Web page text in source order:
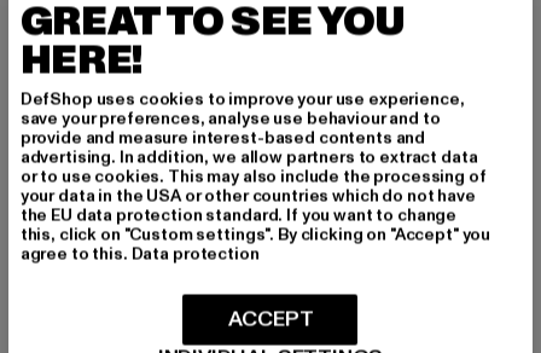
21,99 EUR
Derzeitiger Preis: 21,99 EUR
39,99 EURAktionspreis: 39,99 EUR
18,89 EUR
Derzeitiger Preis: 18,89 EUR
34,99 EUR
-49% -50%
GREAT TO SEE YOU
HERE!
DefShop uses cookies to improve your use experience,
save your preferences, analyse use behaviour and to
provide and measure interest-based contents and
advertising. In addition, we allow partners to extract data
or to use cookies. This may also include the processing of
your data in the USA or other countries which do not have
the EU data protection standard. If you want to change
this, click on "Custom settings". By clicking on "Accept" you
agree to this. Data protection
ACCEPT